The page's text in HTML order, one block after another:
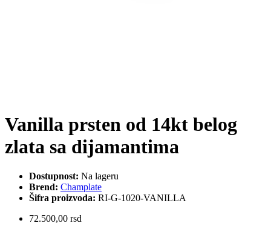
Vanilla prsten od 14kt belog
zlata sa dijamantima
Dostupnost: Na lageru
Brend: Champlate
Šifra proizvoda: RI-G-1020-VANILLA
72.500,00 rsd